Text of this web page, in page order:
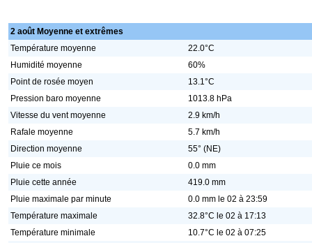
2 août Moyenne et extrêmes
Température moyenne
22.0°C
Humidité moyenne
60%
Point de rosée moyen
13.1°C
Pression baro moyenne
1013.8 hPa
Vitesse du vent moyenne
2.9 km/h
Rafale moyenne
5.7 km/h
Direction moyenne
55° (NE)
Pluie ce mois
0.0 mm
Pluie cette année
419.0 mm
Pluie maximale par minute
0.0 mm le 02 à 23:59
Température maximale
32.8°C le 02 à 17:13
Température minimale
10.7°C le 02 à 07:25